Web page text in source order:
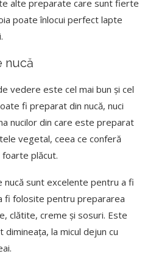
alte preparate care sunt fierte
poate înlocui perfect lapte
nucă
vedere este cel mai bun și cel
fi preparat din nucă, nuci
nucilor din care este preparat
vegetal, ceea ce conferă
plăcut.
sunt excelente pentru a fi
fi folosite pentru prepararea
clătite, creme și sosuri. Este
la micul dejun cu